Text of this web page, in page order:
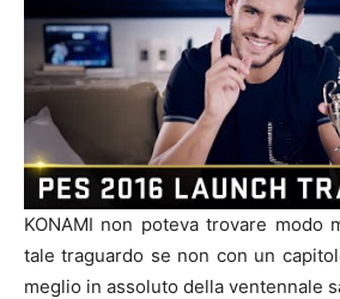
KONAMI non poteva trovare modo
tale traguardo se non con un
meglio in assoluto della ventennale